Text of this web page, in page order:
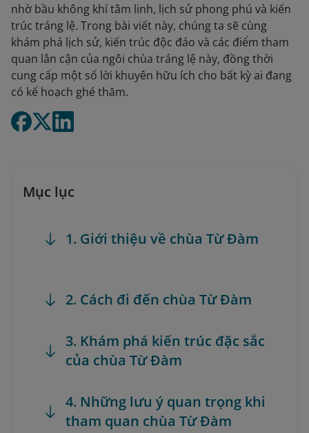
nhờ bầu không khí tâm linh, lịch sử phong phú và kiến
trúc tráng lệ. Trong bài viết này, chúng ta sẽ cùng
khám phá lịch sử, kiến trúc độc đáo và các điểm tham
quan lân cận của ngôi chùa tráng lệ này, đồng thời
cung cấp một số lời khuyên hữu ích cho bất kỳ ai đang
có kế hoạch ghé thăm.
Mục lục
1. Giới thiệu về chùa Từ Đàm
2. Cách đi đến chùa Từ Đàm
3. Khám phá kiến trúc đặc sắc
của chùa Từ Đàm
4. Những lưu ý quan trọng khi
tham quan chùa Từ Đàm